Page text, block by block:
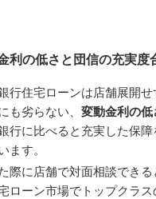
利の低さと団信の充実度
行住宅ローンは店舗展開
も劣らない、 変動金利の
行に比べると充実した保
ます。
際に店舗で対面相談でき
ローン市場でトップクラ